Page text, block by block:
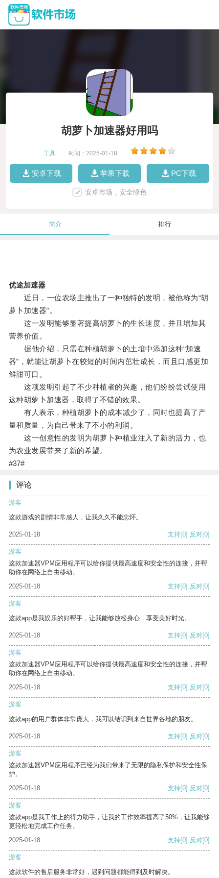
胡萝卜加速器好用吗
工具 时间：2025-01-18
安卓下载 苹果下载 PC下载
安卓市场，安全绿色
简介 排行
优途加速器
近日，一位农场主推出了一种独特的发明，被他称为“胡
萝卜加速器”。
这一发明能够显著提高胡萝卜的生长速度，并且增加其
营养价值。
据他介绍，只需在种植胡萝卜的土壤中添加这种“加速
器”，就能让胡萝卜在较短的时间内茁壮成长，而且口感更加
鲜甜可口。
这项发明引起了不少种植者的兴趣，他们纷纷尝试使用
这种胡萝卜加速器，取得了不错的效果。
有人表示，种植胡萝卜的成本减少了，同时也提高了产
量和质量，为自己带来了不小的利润。
这一创意性的发明为胡萝卜种植业注入了新的活力，也
为农业发展带来了新的希望。
#37#
评论
游客
这款游戏的剧情非常感人，让我久久不能忘怀。
2025-01-18 支持[0] 反对[0]
游客
这款加速器VPM应用程序可以给你提供最高速度和安全性的连接，并帮
助你在网络上自由移动。
2025-01-18
支持[0] 反对[0]
游客
这款app是我娱乐的好帮手，让我能够放松身心，享受美好时光。
2025-01-18 支持[0] 反对[0]
游客
这款加速器VPM应用程序可以给你提供最高速度和安全性的连接，并帮
助你在网络上自由移动。
2025-01-18
支持[0] 反对[0]
游客
这款app的用户群体非常庞大，我可以结识到来自世界各地的朋友。
2025-01-18 支持[0] 反对[0]
游客
这款加速器VPM应用程序已经为我们带来了无限的隐私保护和安全性保
护。
2025-01-18
支持[0] 反对[0]
游客
这款app是我工作上的得力助手，让我的工作效率提高了50%，让我能够
更轻松地完成工作任务。
2025-01-18
支持[0] 反对[0]
游客
这款软件的售后服务非常好，遇到问题都能得到及时解决。